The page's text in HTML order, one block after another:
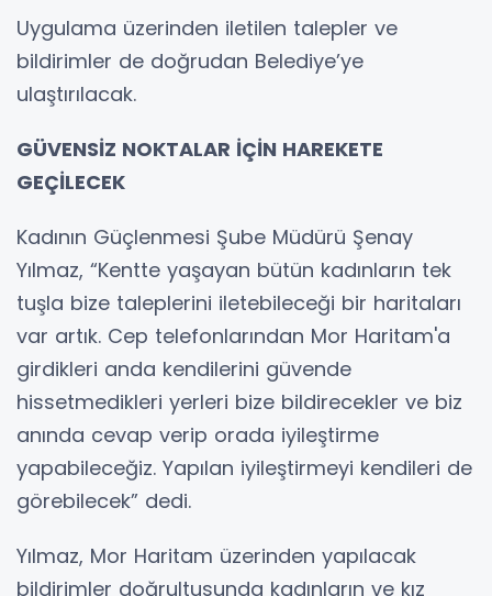
Uygulama üzerinden iletilen talepler ve
bildirimler de doğrudan Belediye’ye
ulaştırılacak.
GÜVENSİZ NOKTALAR İÇİN HAREKETE
GEÇİLECEK
Kadının Güçlenmesi Şube Müdürü Şenay
Yılmaz, “Kentte yaşayan bütün kadınların tek
tuşla bize taleplerini iletebileceği bir haritaları
var artık. Cep telefonlarından Mor Haritam'a
girdikleri anda kendilerini güvende
hissetmedikleri yerleri bize bildirecekler ve biz
anında cevap verip orada iyileştirme
yapabileceğiz. Yapılan iyileştirmeyi kendileri de
görebilecek” dedi.
Yılmaz, Mor Haritam üzerinden yapılacak
bildirimler doğrultusunda kadınların ve kız